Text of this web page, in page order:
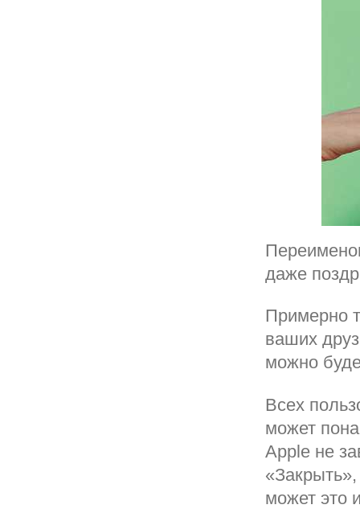
даже
Примерно
ваших
можно
Всех
может
Apple не
может это